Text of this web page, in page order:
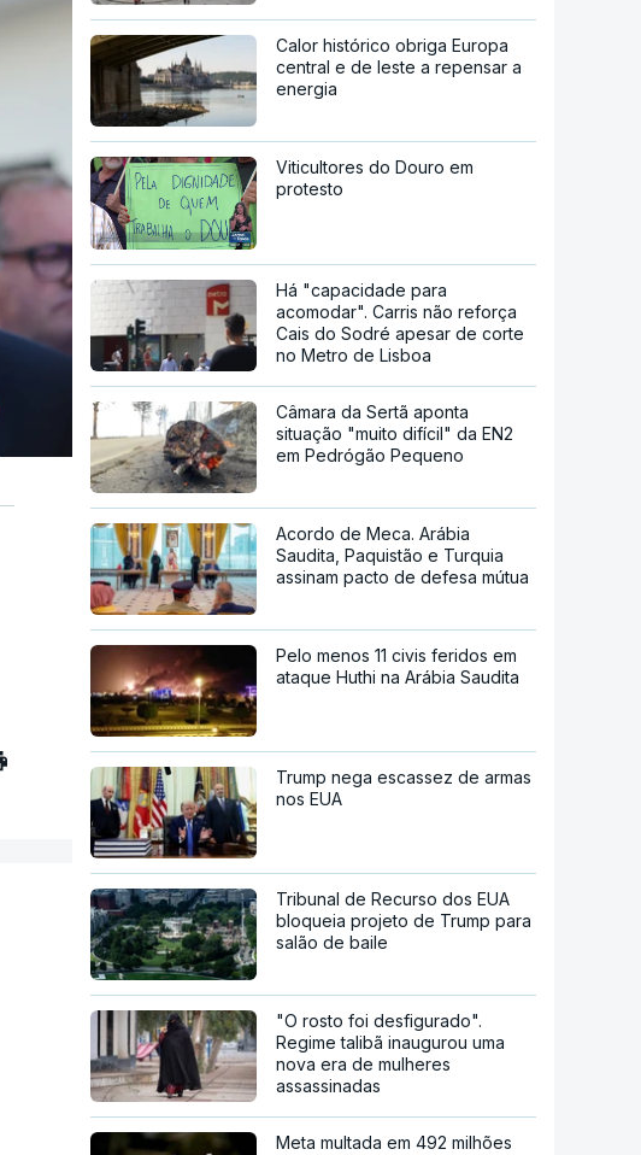
Calor histórico obriga Europa
central e de leste a repensar a
energia
Viticultores do Douro em
protesto
Há "capacidade para
acomodar". Carris não reforça
Cais do Sodré apesar de corte
no Metro de Lisboa
Câmara da Sertã aponta
situação "muito difícil" da EN2
em Pedrógão Pequeno
Acordo de Meca. Arábia
Saudita, Paquistão e Turquia
assinam pacto de defesa mútua
Pelo menos 11 civis feridos em
ataque Huthi na Arábia Saudita
Trump nega escassez de armas
nos EUA
Tribunal de Recurso dos EUA
bloqueia projeto de Trump para
salão de baile
"O rosto foi desfigurado".
Regime talibã inaugurou uma
nova era de mulheres
assassinadas
Meta multada em 492 milhões